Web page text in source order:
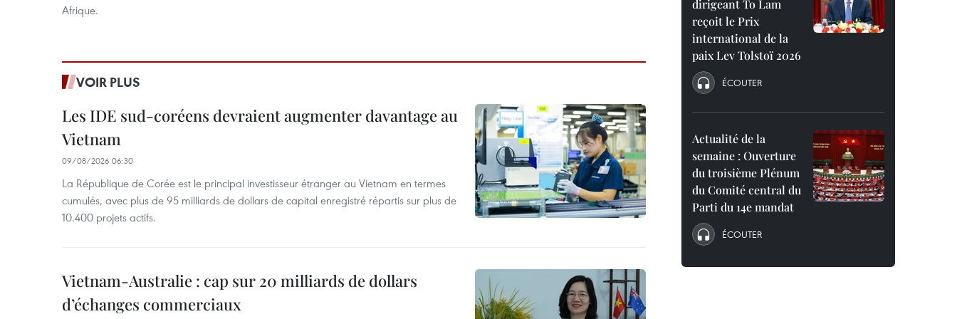
Afrique.
VOIR PLUS
Les IDE sud-coréens devraient augmenter davantage au
Vietnam
09/08/2026 06:30
La République de Corée est le principal investisseur étranger au Vietnam en termes
cumulés, avec plus de 95 milliards de dollars de capital enregistré répartis sur plus de
10.400 projets actifs.
Vietnam-Australie : cap sur 20 milliards de dollars
d’échanges commerciaux
dirigeant To Lam
reçoit le Prix
international de la
paix Lev Tolstoï 2026
ÉCOUTER
Actualité de la
semaine : Ouverture
du troisième Plénum
du Comité central du
Parti du 14e mandat
ÉCOUTER